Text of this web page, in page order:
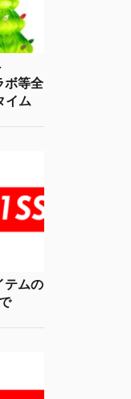
ボ等全
イム
テムの